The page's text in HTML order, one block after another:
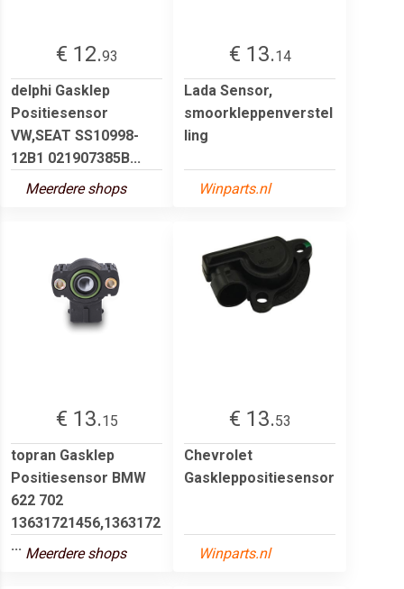
€ 12.93
delphi Gasklep
Positiesensor
VW,SEAT SS10998-
12B1 021907385B...
Meerdere shops
€ 13.14
Lada Sensor,
smoorkleppenverstel
ling
Winparts.nl
€ 13.15
topran Gasklep
Positiesensor BMW
622 702
13631721456,1363172
... Meerdere shops
€ 13.53
Chevrolet
Gaskleppositiesensor
Winparts.nl